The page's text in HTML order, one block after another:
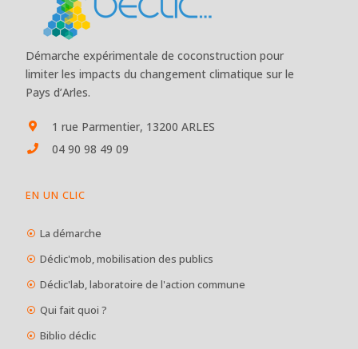
Démarche expérimentale de coconstruction pour
limiter les impacts du changement climatique sur le
Pays d’Arles.
1 rue Parmentier, 13200 ARLES
04 90 98 49 09
EN UN CLIC
La démarche
Déclic'mob, mobilisation des publics
Déclic'lab, laboratoire de l'action commune
Qui fait quoi ?
Biblio déclic